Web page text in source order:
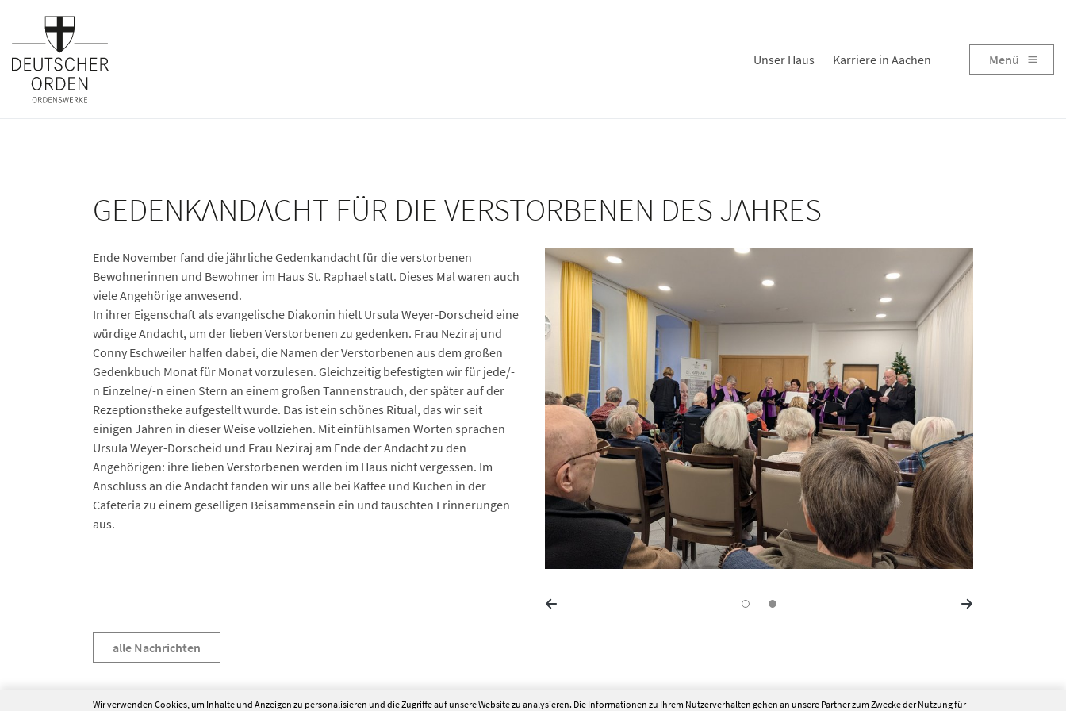
Unser Haus Karriere in Aachen Menü
GEDENKANDACHT FÜR DIE VERSTORBENEN DES JAHRES
Ende November fand die jährliche Gedenkandacht für die verstorbenen
Bewohnerinnen und Bewohner im Haus St. Raphael statt. Dieses Mal waren auch
viele Angehörige anwesend.
In ihrer Eigenschaft als evangelische Diakonin hielt Ursula Weyer-Dorscheid eine
würdige Andacht, um der lieben Verstorbenen zu gedenken. Frau Neziraj und
Conny Eschweiler halfen dabei, die Namen der Verstorbenen aus dem großen
Gedenkbuch Monat für Monat vorzulesen. Gleichzeitig befestigten wir für jede/-
n Einzelne/-n einen Stern an einem großen Tannenstrauch, der später auf der
Rezeptionstheke aufgestellt wurde. Das ist ein schönes Ritual, das wir seit
einigen Jahren in dieser Weise vollziehen. Mit einfühlsamen Worten sprachen
Ursula Weyer-Dorscheid und Frau Neziraj am Ende der Andacht zu den
Angehörigen: ihre lieben Verstorbenen werden im Haus nicht vergessen. Im
Anschluss an die Andacht fanden wir uns alle bei Kaffee und Kuchen in der
Cafeteria zu einem geselligen Beisammensein ein und tauschten Erinnerungen
aus.
alle Nachrichten
Wir verwenden Cookies, um Inhalte und Anzeigen zu personalisieren und die Zugriffe auf unsere Website zu analysieren. Die Informationen zu Ihrem Nutzerverhalten gehen an unsere Partner zum Zwecke der Nutzung für